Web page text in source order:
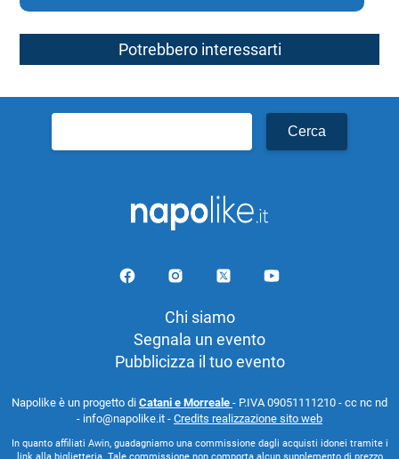
Potrebbero interessarti
per:
Chi siamo
Segnala un evento
Pubblicizza il tuo evento
Napolike è un progetto di Catani e Morreale - P.IVA 09051111210 - cc nc nd
- info@napolike.it - Credits realizzazione sito web
In quanto affiliati Awin, guadagniamo una commissione dagli acquisti idonei tramite i